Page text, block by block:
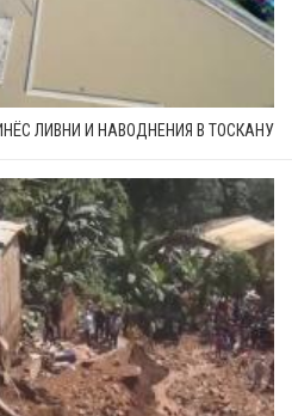
ЛИВНИ И НАВОДНЕНИЯ В ТОСКАНУ